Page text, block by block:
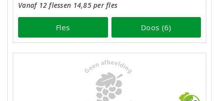
Vanaf 12 flessen 14,85 per fles
Fles Doos (6)